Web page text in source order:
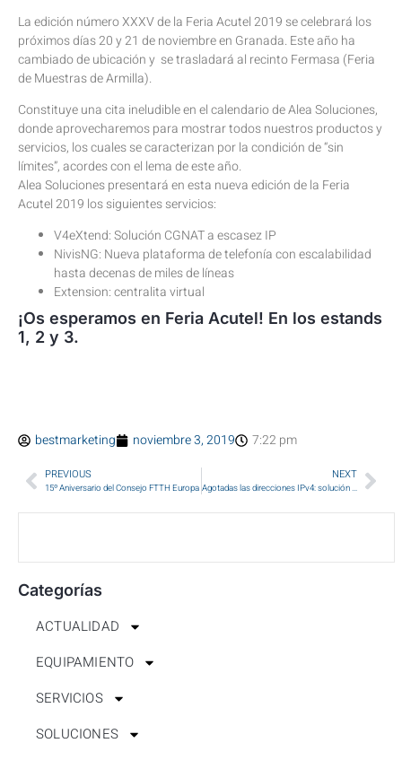
La edición número XXXV de la Feria Acutel 2019 se celebrará los
próximos días 20 y 21 de noviembre en Granada. Este año ha
cambiado de ubicación y se trasladará al recinto Fermasa (Feria
de Muestras de Armilla).
Constituye una cita ineludible en el calendario de Alea Soluciones,
donde aprovecharemos para mostrar todos nuestros productos y
servicios, los cuales se caracterizan por la condición de “sin
límites”, acordes con el lema de este año.
Alea Soluciones presentará en esta nueva edición de la Feria
Acutel 2019 los siguientes servicios:
V4eXtend: Solución CGNAT a escasez IP
NivisNG: Nueva plataforma de telefonía con escalabilidad
hasta decenas de miles de líneas
Extension: centralita virtual
¡Os esperamos en Feria Acutel! En los estands
1, 2 y 3.
bestmarketing noviembre 3, 2019 7:22 pm
PREVIOUS
15º Aniversario del Consejo FTTH Europa
NEXT
Agotadas las direcciones IPv4: solución CGNAT
Categorías
ACTUALIDAD
EQUIPAMIENTO
SERVICIOS
SOLUCIONES